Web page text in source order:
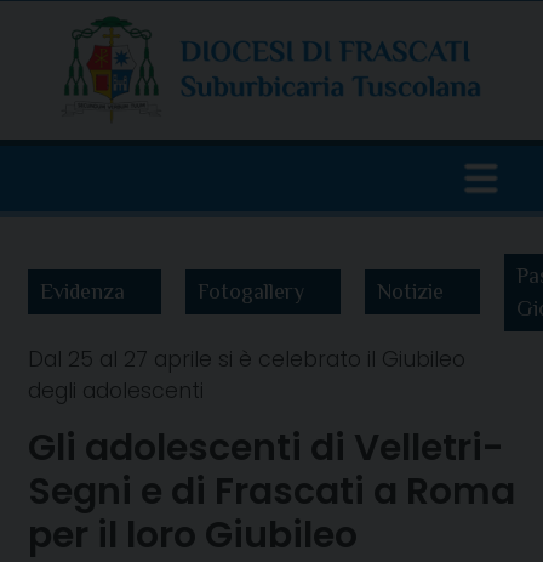
content
Evidenza Fotogallery Notizie
Dal 25 al 27 aprile si è celebrato il Giubileo
degli adolescenti
Gli adolescenti di Velletri-
Segni e di Frascati a Roma
per il loro Giubileo